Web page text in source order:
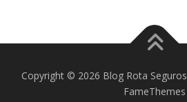
Copyright © 2026 Blog Rota Seguros
FameThemes